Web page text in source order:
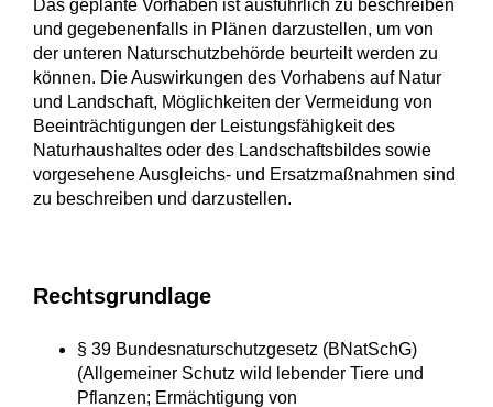
Das geplante Vorhaben ist ausführlich zu beschreiben
und gegebenenfalls in Plänen darzustellen, um von
der unteren Naturschutzbehörde beurteilt werden zu
können. Die Auswirkungen des Vorhabens auf Natur
und Landschaft, Möglichkeiten der Vermeidung von
Beeinträchtigungen der Leistungsfähigkeit des
Naturhaushaltes oder des Landschaftsbildes sowie
vorgesehene Ausgleichs- und Ersatzmaßnahmen sind
zu beschreiben und darzustellen.
Rechtsgrundlage
§ 39 Bundesnaturschutzgesetz (BNatSchG)
(Allgemeiner Schutz wild lebender Tiere und
Pflanzen; Ermächtigung von